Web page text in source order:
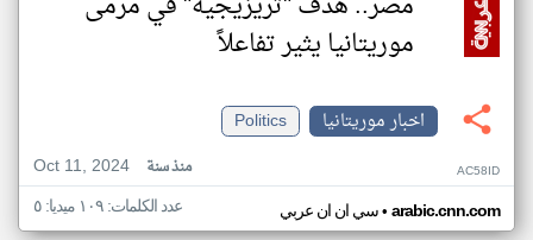
موريتانيا يثير تفاعلاً
اخبار موريتانيا
Politics
Oct 11, 2024
منذ سنة AC58ID
سي ان ان عربي• arabic.cnn.com عدد الكلمات: ١٠٩ ميديا: ٥